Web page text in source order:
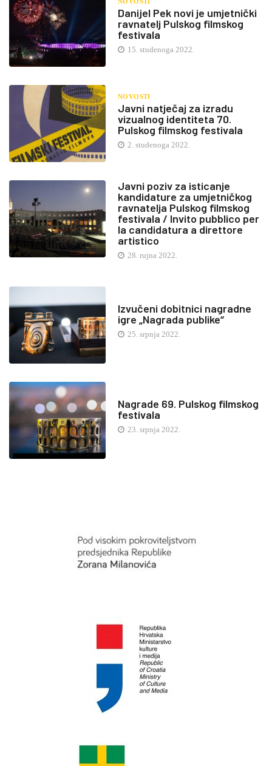
Danijel Pek novi je umjetnički
ravnatelj Pulskog filmskog
festivala
15. studenoga 2022.
NOVOSTI
Javni natječaj za izradu
vizualnog identiteta 70.
Pulskog filmskog festivala
2. studenoga 2022.
Javni poziv za isticanje
kandidature za umjetničkog
ravnatelja Pulskog filmskog
festivala / Invito pubblico per
la candidatura a direttore
artistico
28. rujna 2022.
Izvučeni dobitnici nagradne
igre „Nagrada publike“
25. srpnja 2022.
Nagrade 69. Pulskog filmskog
festivala
23. srpnja 2022.